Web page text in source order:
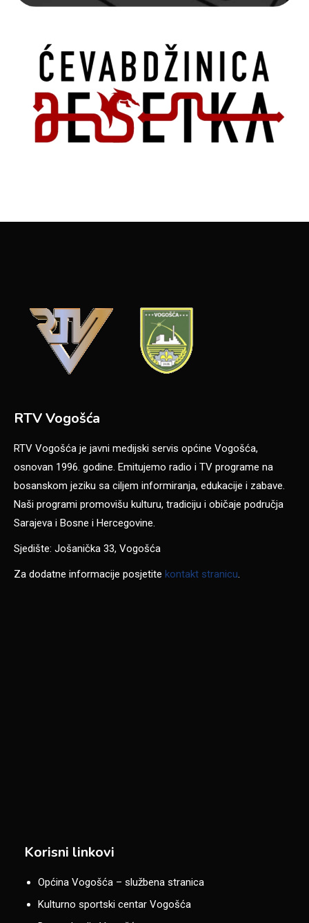
RTV Vogošća
RTV Vogošća je javni medijski servis općine Vogošća,
osnovan 1996. godine. Emitujemo radio i TV programe na
bosanskom jeziku sa ciljem informiranja, edukacije i zabave.
Naši programi promovišu kulturu, tradiciju i običaje područja
Sarajeva i Bosne i Hercegovine.
Sjedište: Jošanička 33, Vogošća
Za dodatne informacije posjetite kontakt stranicu.
Korisni linkovi
Općina Vogošća – službena stranica
Kulturno sportski centar Vogošća